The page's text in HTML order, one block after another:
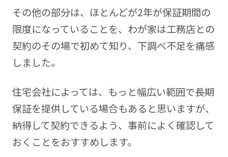
その他の部分は、ほとんどが2年が保証期間の
限度になっていることを、わが家は工務店との
契約のその場で初めて知り、下調べ不足を痛感
しました。
住宅会社によっては、もっと幅広い範囲で長期
保証を提供している場合もあると思いますが、
納得して契約できるよう、事前によく確認して
おくことをおすすめします。